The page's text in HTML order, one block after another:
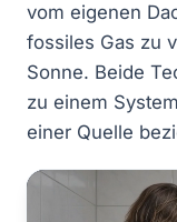
vom eigenen
fossiles Gas zu
Sonne. Beide
zu einem
einer Quelle